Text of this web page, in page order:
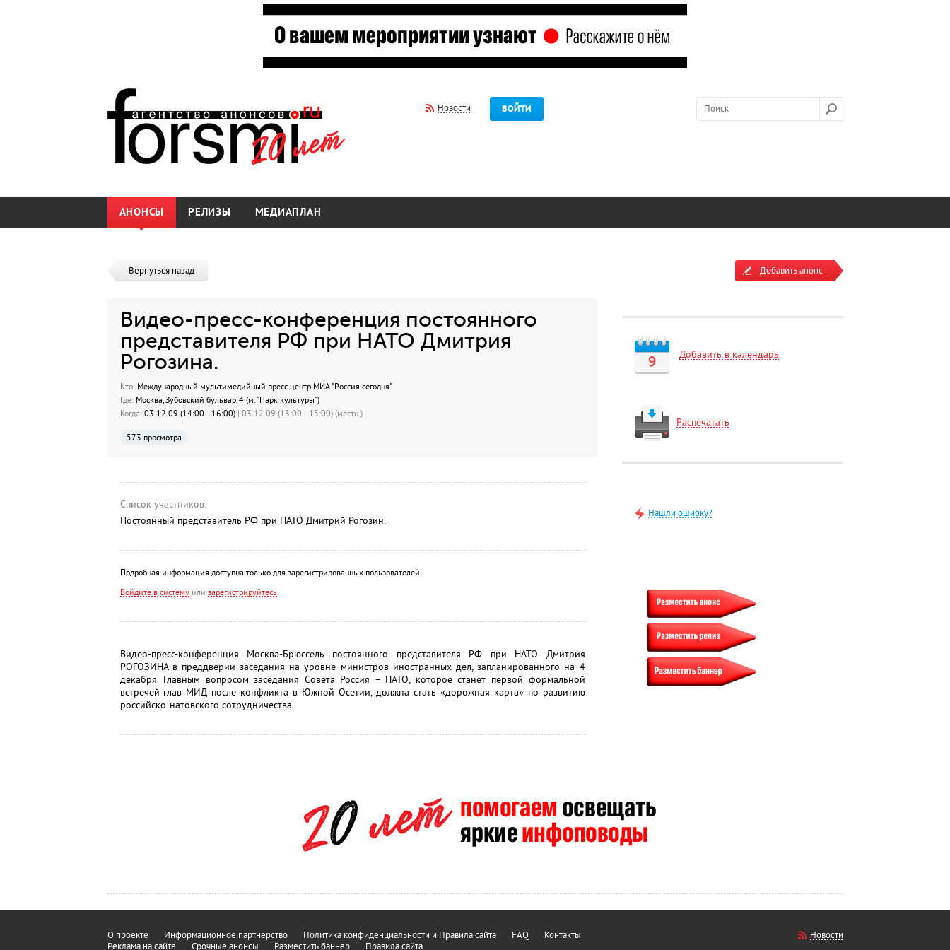
Новости ВОЙТИ
АНОНСЫ РЕЛИЗЫ МЕДИАПЛАН
Вернуться назад
Видео-пресс-конференция постоянного
представителя РФ при НАТО Дмитрия
Рогозина.
Кто:Международный мультимедийный пресс-центр МИА "Россия сегодня"
Где:Москва, Зубовский бульвар, 4 (м. "Парк культуры")
Когда:03.12.09 (14:00—16:00) | 03.12.09 (13:00—15:00) (местн.)
573 просмотра
Список участников:
Постоянный представитель РФ при НАТО Дмитрий Рогозин.
Подробная информация доступна только для зарегистрированных пользователей.
Войдите в системуили зарегистрируйтесь
Видео-пресс-конференция Москва-Брюссель постоянного представителя РФ при НАТО Дмитрия
РОГОЗИНА в преддверии заседания на уровне министров иностранных дел, запланированного на 4
декабря. Главным вопросом заседания Совета Россия – НАТО, которое станет первой формальной
встречей глав МИД после конфликта в Южной Осетии, должна стать «дорожная карта» по развитию
российско-натовского сотрудничества.
Добавить анонс
9 Добавить в календарь
Распечатать
Нашли ошибку?
О проекте Информационное партнерство Политика конфиденциальности и Правила сайта FAQ
Контакты
Реклама на сайте
Срочные анонсы Разместить баннер Правила сайта
Новости